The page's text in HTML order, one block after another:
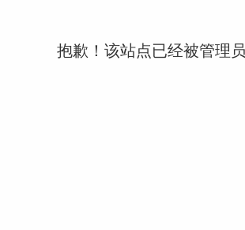
抱歉！该站点已经被管理